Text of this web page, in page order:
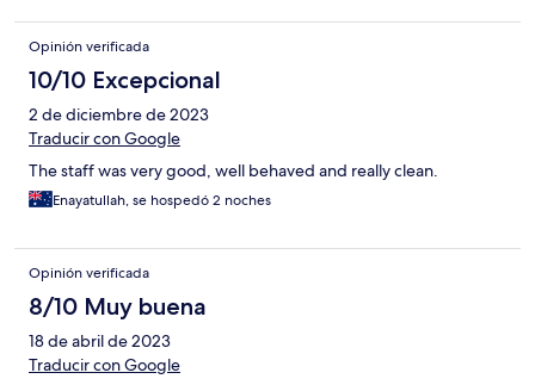
water, they provide the jar for you to fill the water as much as
possible but ... The water dispenser oftenly empty although we
keep remind the hotel staff to fill the water dispenser. I would
rather suggest hotel to use drinking water filter spot than water
dispenser but with trusted brand to keep the quality of water if
still using this free refill water.
Opinión verificada
10/10 Excepcional
2 de diciembre de 2023
Traducir con Google
The staff was very good, well behaved and really clean.
Enayatullah, se hospedó 2 noches
Opinión verificada
8/10 Muy buena
18 de abril de 2023
Traducir con Google